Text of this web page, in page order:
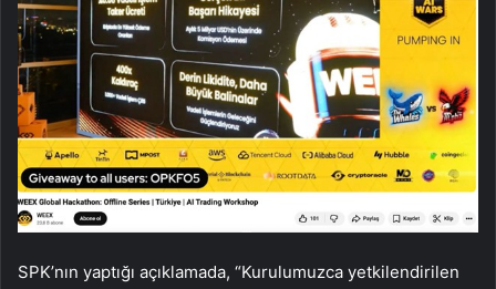
SPK’nın yaptığı açıklamada, “Kurulumuzca yetkilendirilen